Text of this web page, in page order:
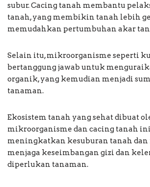
subur. Cacing tanah membantu
tanah, yang membikin tanah lebih
memudahkan pertumbuhan akar
Selain itu, mikroorganisme seperti
bertanggung jawab untuk
organik, yang kemudian menjadi
tanaman.
Ekosistem tanah yang sehat dibuat
mikroorganisme dan cacing tanah
meningkatkan kesuburan tanah
menjaga keseimbangan gizi dan
diperlukan tanaman.